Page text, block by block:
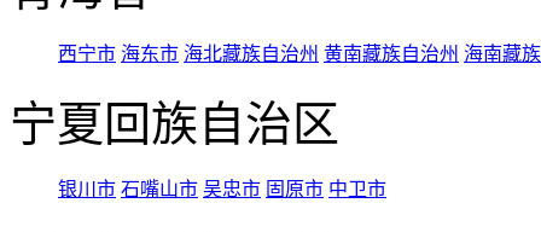
西宁市 海东市 海北藏族自治州 黄南藏族自治州 海南藏
宁夏回族自治区
银川市 石嘴山市 吴忠市 固原市 中卫市